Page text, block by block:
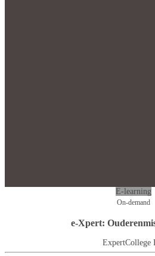
E-learning
On-demand
e-Xpert:
ExpertCollege